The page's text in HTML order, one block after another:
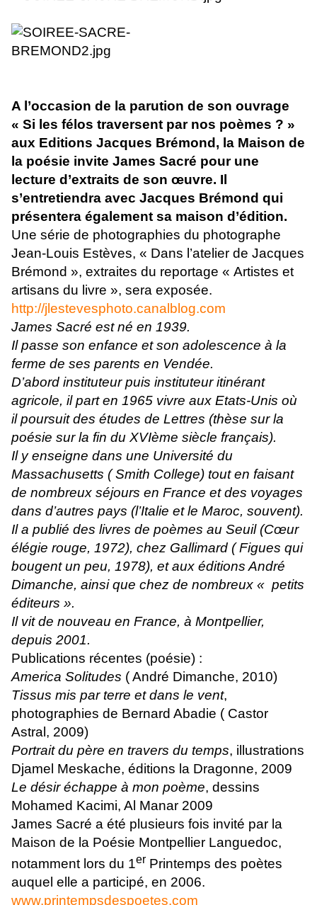
A l’occasion de la parution de son ouvrage
« Si les félos traversent par nos poèmes ? »
aux Editions Jacques Brémond, la Maison de
la poésie invite James Sacré pour une
lecture d’extraits de son œuvre. Il
s’entretiendra avec Jacques Brémond qui
présentera également sa maison d’édition.
Une série de photographies du photographe
Jean-Louis Estèves, « Dans l’atelier de Jacques
Brémond », extraites du reportage « Artistes et
artisans du livre », sera exposée.
http://jlestevesphoto.canalblog.com
James Sacré est né en 1939.
Il passe son enfance et son adolescence à la
ferme de ses parents en Vendée.
D’abord instituteur puis instituteur itinérant
agricole, il part en 1965 vivre aux Etats-Unis où
il poursuit des études de Lettres (thèse sur la
poésie sur la fin du XVIème siècle français).
Il y enseigne dans une Université du
Massachusetts ( Smith College) tout en faisant
de nombreux séjours en France et des voyages
dans d’autres pays (l’Italie et le Maroc, souvent).
Il a publié des livres de poèmes au Seuil (Cœur
élégie rouge, 1972), chez Gallimard ( Figues qui
bougent un peu, 1978), et aux éditions André
Dimanche, ainsi que chez de nombreux « petits
éditeurs ».
Il vit de nouveau en France, à Montpellier,
depuis 2001.
Publications récentes (poésie) :
America Solitudes ( André Dimanche, 2010)
Tissus mis par terre et dans le vent,
photographies de Bernard Abadie ( Castor
Astral, 2009)
Portrait du père en travers du temps, illustrations
Djamel Meskache, éditions la Dragonne, 2009
Le désir échappe à mon poème, dessins
Mohamed Kacimi, Al Manar 2009
James Sacré a été plusieurs fois invité par la
Maison de la Poésie Montpellier Languedoc,
notamment lors du 1er Printemps des poètes
auquel elle a participé, en 2006.
www.printempsdespoetes.com